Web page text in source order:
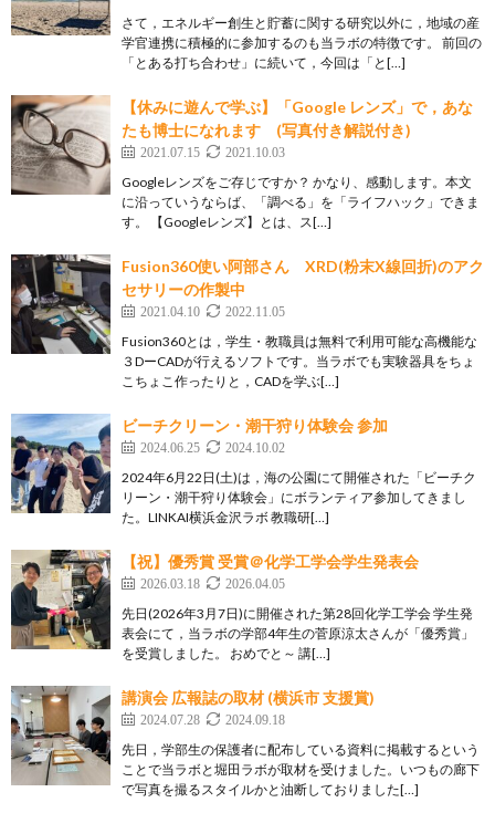
さて，エネルギー創生と貯蓄に関する研究以外に，地域の産
学官連携に積極的に参加するのも当ラボの特徴です。 前回の
「とある打ち合わせ」に続いて，今回は「と[…]
【休みに遊んで学ぶ】「Google レンズ」で，あな
たも博士になれます (写真付き解説付き)
2021.07.15 2021.10.03
Googleレンズをご存じですか？ かなり、感動します。本文
に沿っていうならば、「調べる」を「ライフハック」できま
す。 【Googleレンズ】とは、ス[…]
Fusion360使い阿部さん XRD(粉末X線回折)のアク
セサリーの作製中
2021.04.10 2022.11.05
Fusion360とは，学生・教職員は無料で利用可能な高機能な
３DーCADが行えるソフトです。当ラボでも実験器具をちょ
こちょこ作ったりと，CADを学ぶ[…]
ビーチクリーン・潮干狩り体験会 参加
2024.06.25 2024.10.02
2024年6月22日(土)は，海の公園にて開催された「ビーチク
リーン・潮干狩り体験会」にボランティア参加してきまし
た。LINKAI横浜金沢ラボ 教職研[…]
【祝】優秀賞 受賞＠化学工学会学生発表会
2026.03.18 2026.04.05
先日(2026年3月7日)に開催された第28回化学工学会 学生発
表会にて，当ラボの学部4年生の菅原涼太さんが「優秀賞」
を受賞しました。 おめでと～ 講[…]
講演会 広報誌の取材 (横浜市 支援賞)
2024.07.28 2024.09.18
先日，学部生の保護者に配布している資料に掲載するという
ことで当ラボと堀田ラボが取材を受けました。いつもの廊下
で写真を撮るスタイルかと油断しておりました[…]